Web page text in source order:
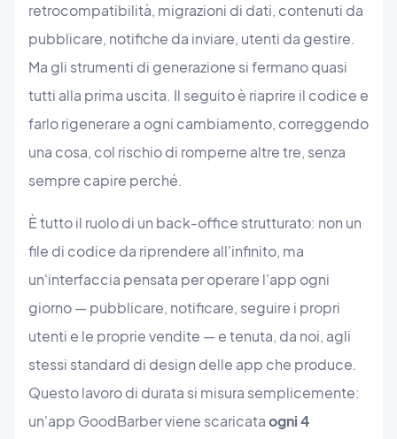
retrocompatibilità, migrazioni di dati, contenuti da
pubblicare, notifiche da inviare, utenti da gestire.
Ma gli strumenti di generazione si fermano quasi
tutti alla prima uscita. Il seguito è riaprire il codice e
farlo rigenerare a ogni cambiamento, correggendo
una cosa, col rischio di romperne altre tre, senza
sempre capire perché.
È tutto il ruolo di un back-office strutturato: non un
file di codice da riprendere all'infinito, ma
un'interfaccia pensata per operare l'app ogni
giorno — pubblicare, notificare, seguire i propri
utenti e le proprie vendite — e tenuta, da noi, agli
stessi standard di design delle app che produce.
Questo lavoro di durata si misura semplicemente:
un'app GoodBarber viene scaricataogni 4